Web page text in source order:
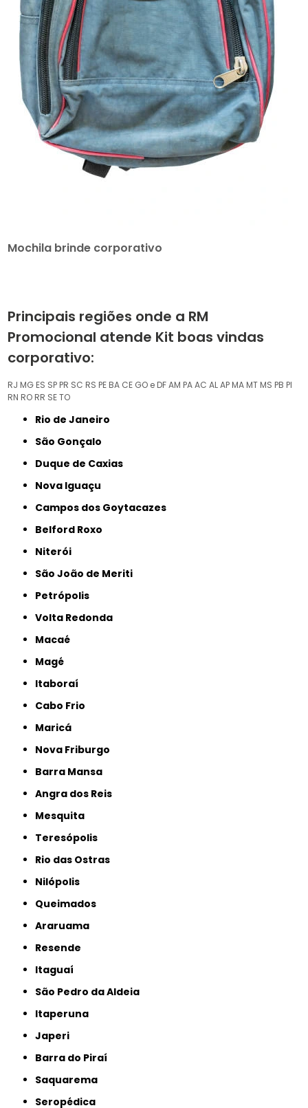
Mochila brinde corporativo
Principais regiões onde a RM
Promocional atende Kit boas vindas
corporativo:
RJ MG ES SP PR SC RS PE BA CE GO e DFAM PAAC ALAP MA MT MS PB PI
RN RO RR SETO
Rio de Janeiro
São Gonçalo
Duque de Caxias
Nova Iguaçu
Campos dos Goytacazes
Belford Roxo
Niterói
São João de Meriti
Petrópolis
Volta Redonda
Macaé
Magé
Itaboraí
Cabo Frio
Maricá
Nova Friburgo
Barra Mansa
Angra dos Reis
Mesquita
Teresópolis
Rio das Ostras
Nilópolis
Queimados
Araruama
Resende
Itaguaí
São Pedro da Aldeia
Itaperuna
Japeri
Barra do Piraí
Saquarema
Seropédica